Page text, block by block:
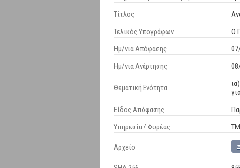
Τίτλος
Τελικός Υπογράφων
Ο
Ημ/νια Απόφασης
Ημ/νια Ανάρτησης
Θεματική Ενότητα
Είδος Απόφασης
Υπηρεσία / Φορέας
Αρχείο